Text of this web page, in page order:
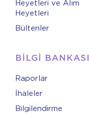
Heyetleri ve Alım
Heyetleri
Bültenler
BİLGİ BANKASI
Raporlar
İhaleler
Bilgilendirme